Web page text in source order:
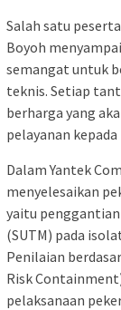
Salah satu
Boyoh
semangat untuk
teknis. Setiap
berharga yang
pelayanan
Dalam Yantek
menyelesaikan
yaitu penggantian
(SUTM) pada
Penilaian
Risk
pelaksanaan